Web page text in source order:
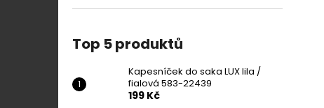
Top 5 produktů
Kapesníček do saka LUX lila /
fialová 583-22439
199 Kč